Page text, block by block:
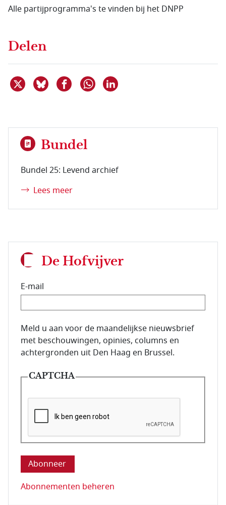
Alle partijprogramma's te vinden bij het DNPP
Delen
Deel dit item op X
Deel dit item op Bluesky
Deel dit item op Facebook
Delen via WhatsApp
Bundel
Bundel 25: Levend archief
Lees meer
De Hofvijver
E-mail
E-mailadres van de abonnee.
Meld u aan voor de maandelijkse nieuwsbrief
met beschouwingen, opinies, columns en
achtergronden uit Den Haag en Brussel.
CAPTCHA
Deze vraag is om te controleren dat u een mens
Abonnementen beheren